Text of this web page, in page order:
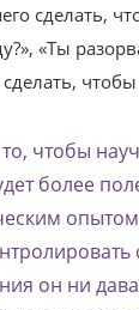
сделать,
«Ты
чтобы
чтобы
более
он ни